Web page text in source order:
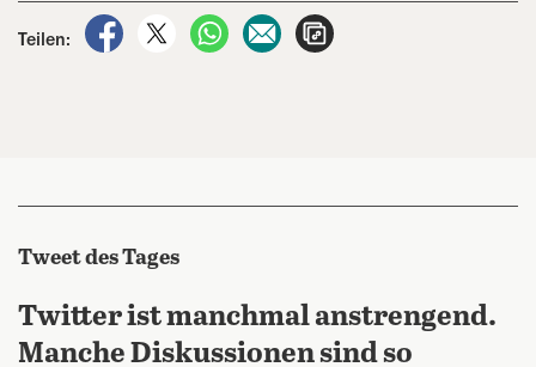
Teilen:
auf Facebook teilen
auf X teilenper WhatsApp teilen
per E-Mail teilen
Tweet des Tages
Twitter ist manchmal anstrengend.
Manche Diskussionen sind so